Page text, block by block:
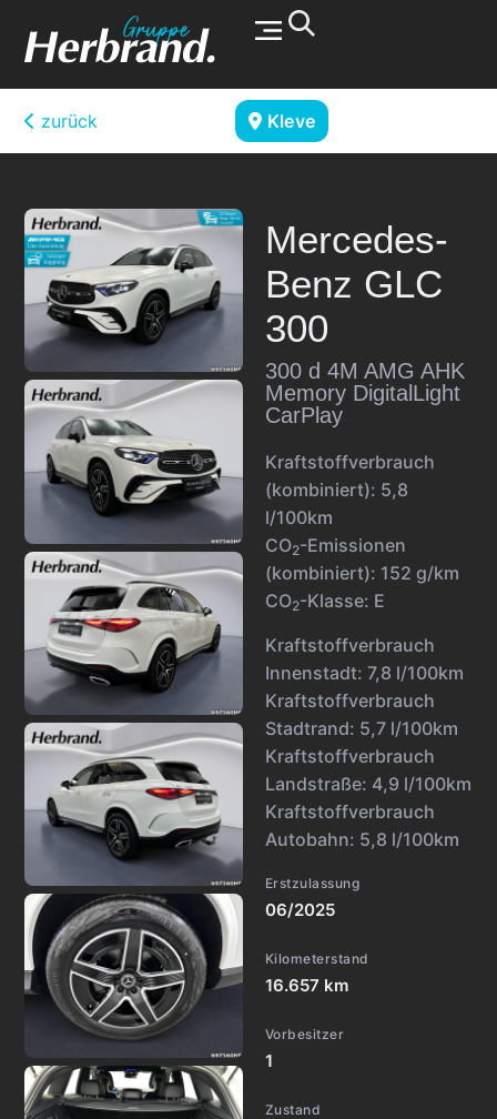
zurück Kleve
Mercedes-
Benz GLC
300
300 d 4M AMG AHK
Memory DigitalLight
CarPlay
Kraftstoffverbrauch
(kombiniert): 5,8
l/100km
CO2-Emissionen
(kombiniert): 152 g/km
CO2-Klasse: E
Kraftstoffverbrauch
Innenstadt: 7,8 l/100km
Kraftstoffverbrauch
Stadtrand: 5,7 l/100km
Kraftstoffverbrauch
Landstraße: 4,9 l/100km
Kraftstoffverbrauch
Autobahn: 5,8 l/100km
Erstzulassung
06/2025
Kilometerstand
16.657 km
Vorbesitzer
1
Zustand